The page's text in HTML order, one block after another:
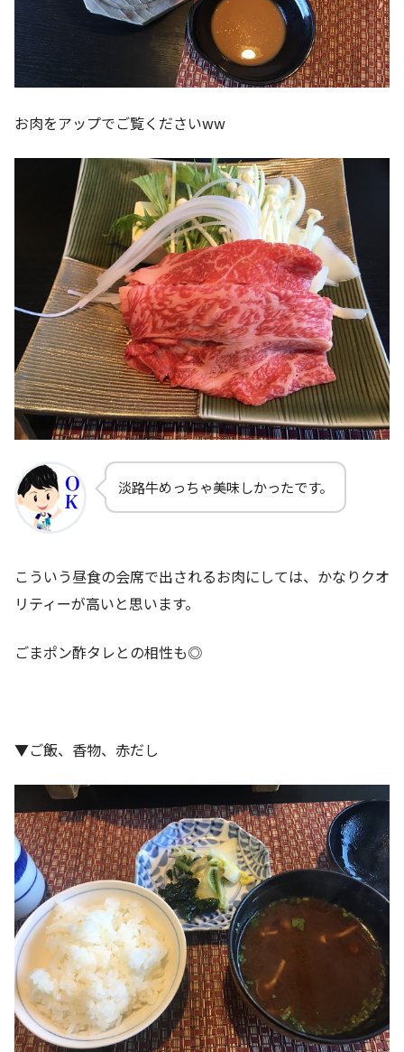
お肉をアップでご覧くださいww
淡路牛めっちゃ美味しかったです。
こういう昼食の会席で出されるお肉にしては、かなりクオ
リティーが高いと思います。
ごまポン酢タレとの相性も◎
▼ご飯、香物、赤だし